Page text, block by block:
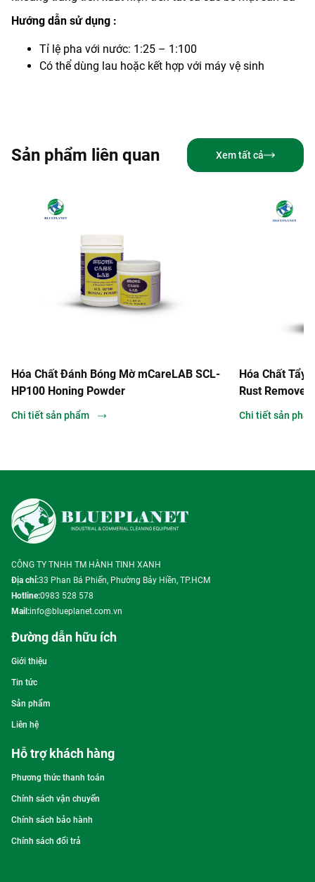
Hướng dẫn sử dụng :
Tỉ lệ pha với nước: 1:25 – 1:100
Có thể dùng lau hoặc kết hợp với máy vệ sinh
Sản phẩm liên quan Xem tất cả
Hóa Chất Đánh Bóng Mờ mCareLAB SCL-
HP100 Honing Powder
Chi tiết sản phẩm
Hóa Chất Tẩy
Rust Remover
Chi tiết sản
CÔNG TY TNHH TM HÀNH TINH XANH
Địa chỉ:33 Phan Bá Phiến, Phường Bảy Hiền, TP.HCM
Hotline:0983 528 578
Mail:info@blueplanet.com.vn
Đường dẫn hữu ích
Giới thiệu
Tin tức
Sản phẩm
Liên hệ
Hỗ trợ khách hàng
Phương thức thanh toán
Chính sách vận chuyển
Chính sách bảo hành
Chính sách đổi trả